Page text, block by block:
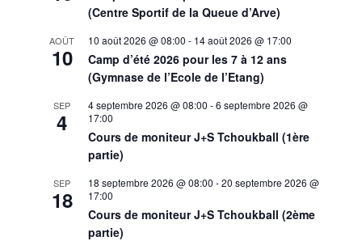
(Centre Sportif de la Queue d’Arve)
AOÛT
10
10 août 2026 @ 08:00 - 14 août 2026 @ 17:00
Camp d’été 2026 pour les 7 à 12 ans
(Gymnase de l’Ecole de l’Etang)
SEP
4
4 septembre 2026 @ 08:00 -6 septembre 2026 @
17:00
Cours de moniteur J+S Tchoukball (1ère
partie)
SEP
18
18 septembre 2026 @ 08:00 -20 septembre 2026 @
17:00
Cours de moniteur J+S Tchoukball (2ème
partie)